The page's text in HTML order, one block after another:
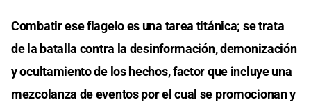
Combatir ese flagelo es una tarea titánica; se trata
de la batalla contra la desinformación, demonización
y ocultamiento de los hechos, factor que incluye una
mezcolanza de eventos por el cual se promocionan y